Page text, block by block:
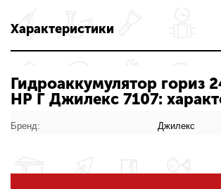
Характеристики
Гидроаккумулятор гориз
НР Г Джилекс 7107:
Бренд: Джилекс